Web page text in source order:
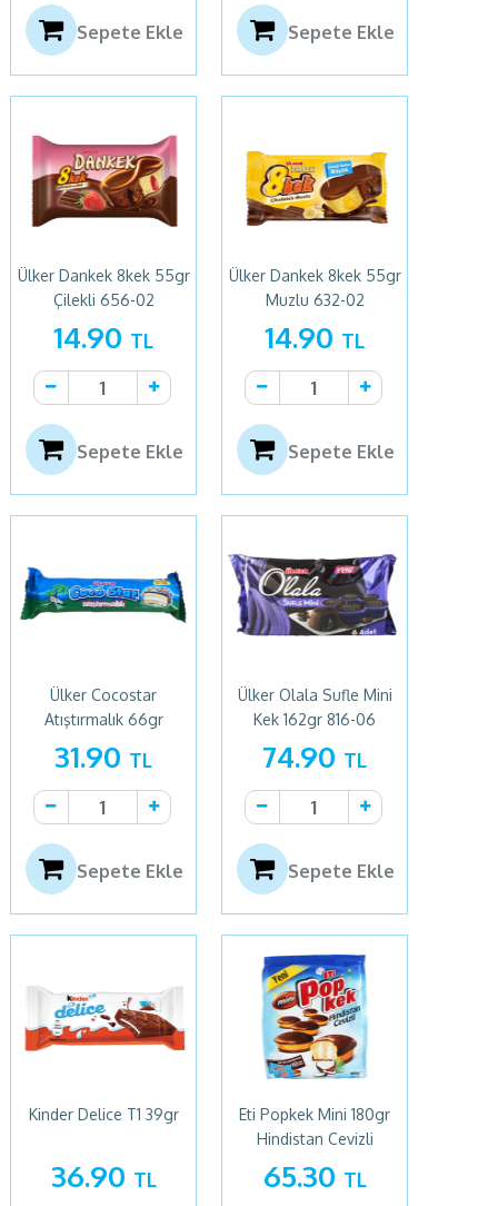
Sepete Ekle Sepete Ekle
Ülker Dankek 8kek 55gr
Çilekli 656-02
14.90 TL
Sepete Ekle
Ülker Dankek 8kek 55gr
Muzlu 632-02
14.90 TL
Sepete Ekle
Ülker Cocostar
Atıştırmalık 66gr
31.90 TL
Sepete Ekle
Ülker Olala Sufle Mini
Kek 162gr 816-06
74.90 TL
Sepete Ekle
Kinder Delice T1 39gr
36.90 TL
Eti Popkek Mini 180gr
Hindistan Cevizli
65.30 TL